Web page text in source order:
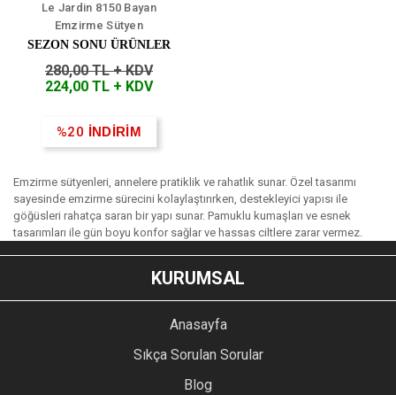
Le Jardin 8150 Bayan
Emzirme Sütyen
SEZON SONU ÜRÜNLER
280,00 TL + KDV
224,00 TL + KDV
%20 İNDİRİM
Emzirme sütyenleri, annelere pratiklik ve rahatlık sunar. Özel tasarımı
sayesinde emzirme sürecini kolaylaştırırken, destekleyici yapısı ile
göğüsleri rahatça saran bir yapı sunar. Pamuklu kumaşları ve esnek
tasarımları ile gün boyu konfor sağlar ve hassas ciltlere zarar vermez.
KURUMSAL
Anasayfa
Sıkça Sorulan Sorular
Blog